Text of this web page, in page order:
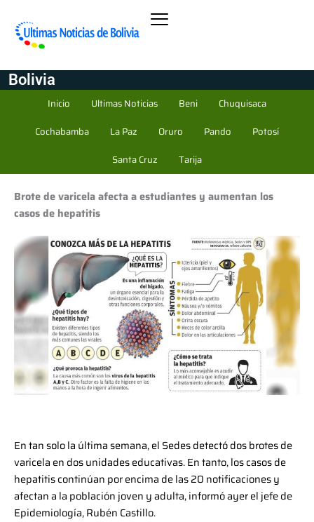
Bolivia
Inicio Ultimas Noticias Beni
Chuquisaca
Cochabamba
La Paz Oruro Pando
Potosí
Santa Cruz
Tarija
Brote de varicela afecta a estudiantes y aumentan los
casos de hepatitis
En tan solo la última semana, el Sedes detectó dos brotes de
varicela en dos unidades educativas. En tanto, los casos de
hepatitis continúan por encima de las 20 notificaciones y
afectan a la población joven y adulta, informó ayer el jefe de
Epidemiología, Rubén Castillo.